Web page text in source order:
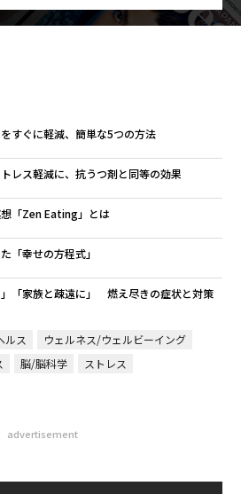
すぐに軽減、簡単な5つの方法
レス軽減に、抗うつ剤と同等の効果
「Zen Eating」とは
「幸せの方程式」
」「家族と疎遠に」 燃え尽きの症状と対策
ルス
ウェルネス/ウェルビーイング
脳/脳科学 ストレス
advertisement